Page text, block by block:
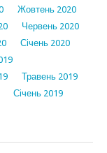
Жовтень 2020
Червень 2020
Січень 2020
Травень 2019
Січень 2019